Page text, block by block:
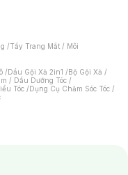
/Tẩy Trang Mắt / Môi
/Dầu Gội Xả 2in1 /Bộ Gội Xả /
/ Dầu Dưỡng Tóc /
Tóc /Dụng Cụ Chăm Sóc Tóc /